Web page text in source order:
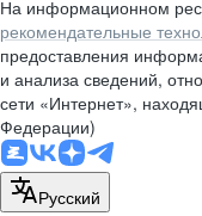
+7 727 232-13-13
pr@headhunter.com.kz
На информационном
рекомендательные
предоставления
и анализа сведений,
сети «Интернет»,
Федерации)
Русский